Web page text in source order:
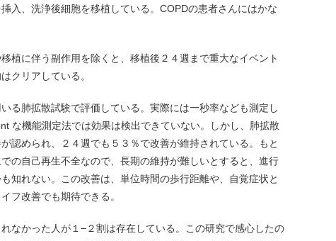
入、洗浄後細胞を移植している。COPDの患者さんにはかな
植に伴う副作用を除くと、移植後２４週まで重大なイベント
クリアしている。
る肺拡散試験で評価している。実際には一秒率なども測定し
な機能測定法では効果は検出できていない。しかし、肺拡散
認められ、２４週でも５３％で改善が維持されている。もと
の自己再生不全なので、長期の維持が難しいとすると、進行
知れない。この改善は、単位時間の歩行距離や、自覚症状と
フ改善でも期待できる。
なかった人が１−２割は存在している。この研究で感心したの